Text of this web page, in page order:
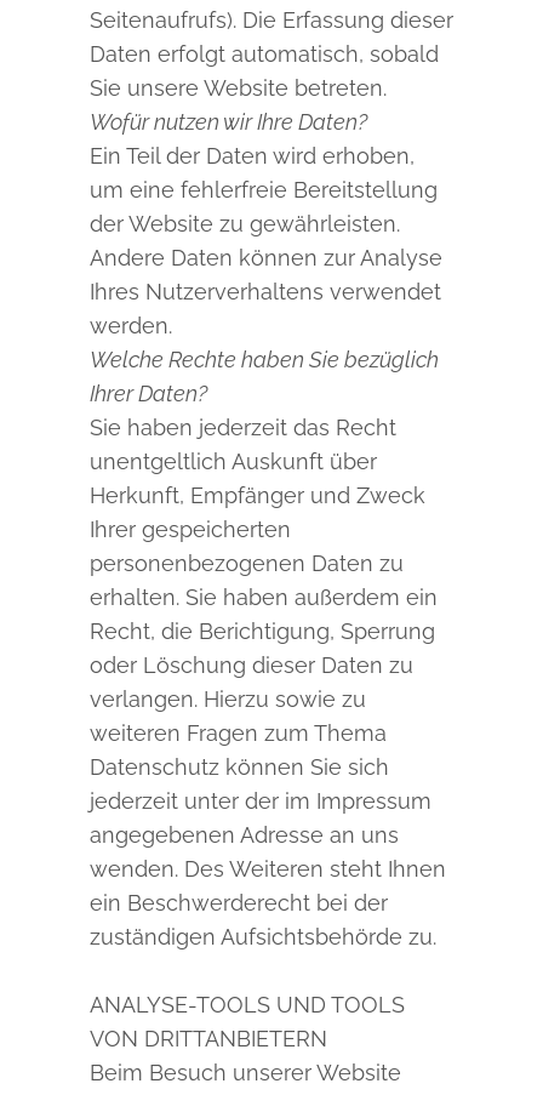
Seitenaufrufs). Die Erfassung dieser
Daten erfolgt automatisch, sobald
Sie unsere Website betreten.
Wofür nutzen wir Ihre Daten?
Ein Teil der Daten wird erhoben,
um eine fehlerfreie Bereitstellung
der Website zu gewährleisten.
Andere Daten können zur Analyse
Ihres Nutzerverhaltens verwendet
werden.
Welche Rechte haben Sie bezüglich
Ihrer Daten?
Sie haben jederzeit das Recht
unentgeltlich Auskunft über
Herkunft, Empfänger und Zweck
Ihrer gespeicherten
personenbezogenen Daten zu
erhalten. Sie haben außerdem ein
Recht, die Berichtigung, Sperrung
oder Löschung dieser Daten zu
verlangen. Hierzu sowie zu
weiteren Fragen zum Thema
Datenschutz können Sie sich
jederzeit unter der im Impressum
angegebenen Adresse an uns
wenden. Des Weiteren steht Ihnen
ein Beschwerderecht bei der
zuständigen Aufsichtsbehörde zu.
ANALYSE-TOOLS UND TOOLS
VON DRITTANBIETERN
Beim Besuch unserer Website